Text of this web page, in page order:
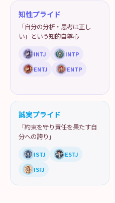
知性プライド
「自分の分析・思考は正し
い」という知的自尊心
INTJ
INTP
ENTJ
ENTP
誠実プライド
「約束を守り責任を果たす自
分への誇り」
ISTJ
ESTJ
ISFJ